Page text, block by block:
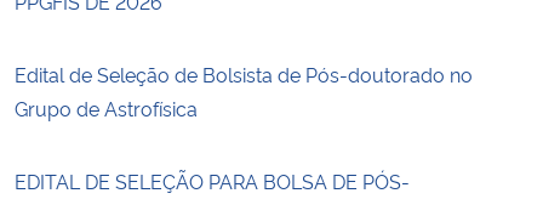
Edital de Seleção de Bolsista de Pós-doutorado no
Grupo de Astrofísica
EDITAL DE SELEÇÃO PARA BOLSA DE PÓS-